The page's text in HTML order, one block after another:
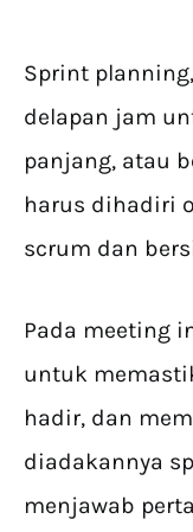
Sprint
delapan jam
panjang, atau
harus dihadiri
scrum dan
Pada meeting
untuk
hadir, dan
diadakannya
menjawab